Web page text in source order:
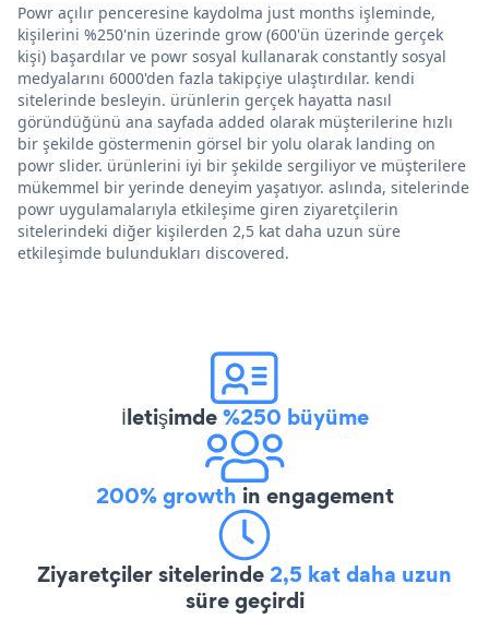
Powr açılır penceresine kaydolma just months işleminde,
kişilerini %250'nin üzerinde grow (600'ün üzerinde gerçek
kişi) başardılar ve powr sosyal kullanarak constantly sosyal
medyalarını 6000'den fazla takipçiye ulaştırdılar. kendi
sitelerinde besleyin. ürünlerin gerçek hayatta nasıl
göründüğünü ana sayfada added olarak müşterilerine hızlı
bir şekilde göstermenin görsel bir yolu olarak landing on
powr slider. ürünlerini iyi bir şekilde sergiliyor ve müşterilere
mükemmel bir yerinde deneyim yaşatıyor. aslında, sitelerinde
powr uygulamalarıyla etkileşime giren ziyaretçilerin
sitelerindeki diğer kişilerden 2,5 kat daha uzun süre
etkileşimde bulundukları discovered.
İletişimde%250 büyüme
200% growth in engagement
Ziyaretçiler sitelerinde2,5 kat daha uzun
süre geçirdi